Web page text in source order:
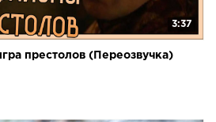
3:37
престолов (Переозвучка)